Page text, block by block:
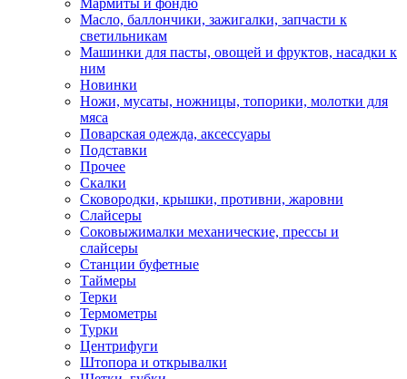
Мармиты и фондю
Масло, баллончики, зажигалки, запчасти к
светильникам
Машинки для пасты, овощей и фруктов, насадки к
ним
Новинки
Ножи, мусаты, ножницы, топорики, молотки для
мяса
Поварская одежда, аксессуары
Подставки
Прочее
Скалки
Сковородки, крышки, противни, жаровни
Слайсеры
Соковыжималки механические, прессы и
слайсеры
Станции буфетные
Таймеры
Терки
Термометры
Турки
Центрифуги
Штопора и открывалки